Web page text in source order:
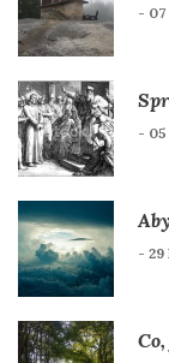
- 07
- 05
- 29